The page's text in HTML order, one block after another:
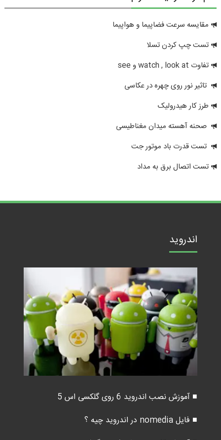
مقایسه سرعت فضاپیما و هواپیما
تست چپ کردن تسلا
تفاوت watch , look at و see
تاثیر نور روی چهره در عکاسی
طرز کار هیدرولیک
صحنه آهسته میدان مغناطیسی
تست قدرت باد موتور جت
تست اتصال برق به مداد
اندروید
■ آموزش نصب اندروید 6 روی گلکسی اس 5
■ فایل nomedia در اندروید چیه ؟